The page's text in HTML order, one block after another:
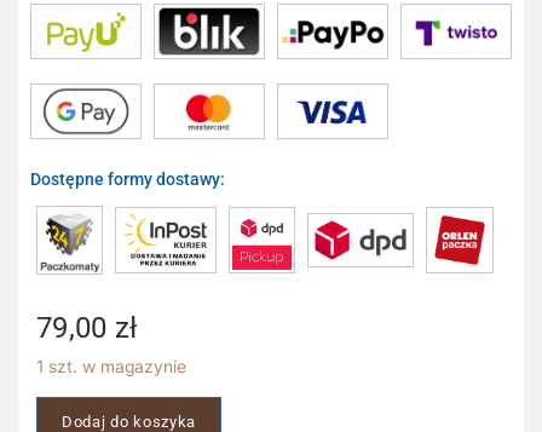
Dostępne formy dostawy:
79,00 zł
1 szt. w magazynie
Dodaj do koszyka